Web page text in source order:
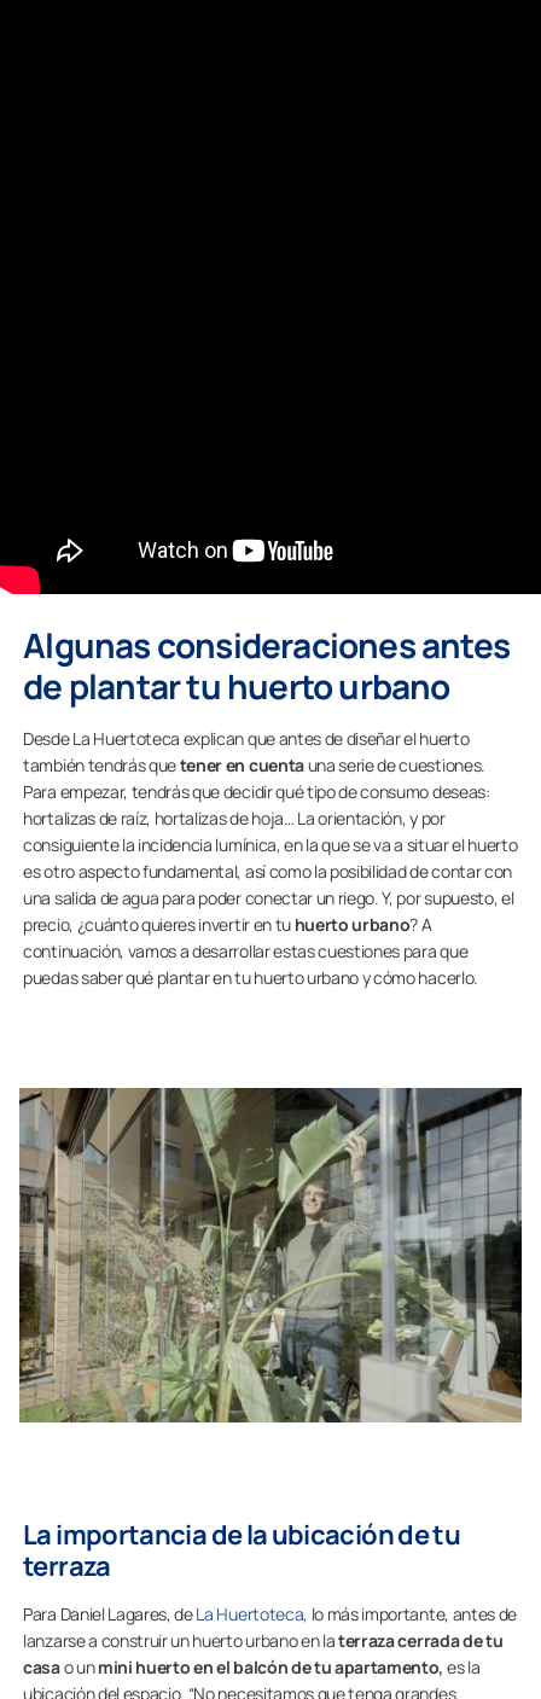
Algunas consideraciones antes
de plantar tu huerto urbano
Desde La Huertoteca explican que antes de diseñar el huerto
también tendrás quetener en cuentauna serie de cuestiones.
Para empezar, tendrás que decidir qué tipo de consumo deseas:
hortalizas de raíz, hortalizas de hoja… La orientación, y por
consiguiente la incidencia lumínica, en la que se va a situar el huerto
es otro aspecto fundamental, así como la posibilidad de contar con
una salida de agua para poder conectar un riego. Y, por supuesto, el
precio, ¿cuánto quieres invertir en tu huerto urbano? A
continuación, vamos a desarrollar estas cuestiones para que
puedas saber qué plantar en tu huerto urbano y cómo hacerlo.
La importancia de la ubicación de tu
terraza
Para Daniel Lagares, deLa Huertoteca, lo más importante, antes de
lanzarse a construir un huerto urbano en laterraza cerrada de tu
casao unmini huerto en el balcón de tu apartamento, es la
ubicación del espacio. “No necesitamos que tenga grandes